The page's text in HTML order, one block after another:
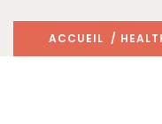
ACCUEIL /